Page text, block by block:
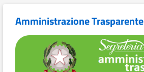
Amministrazione Trasparente